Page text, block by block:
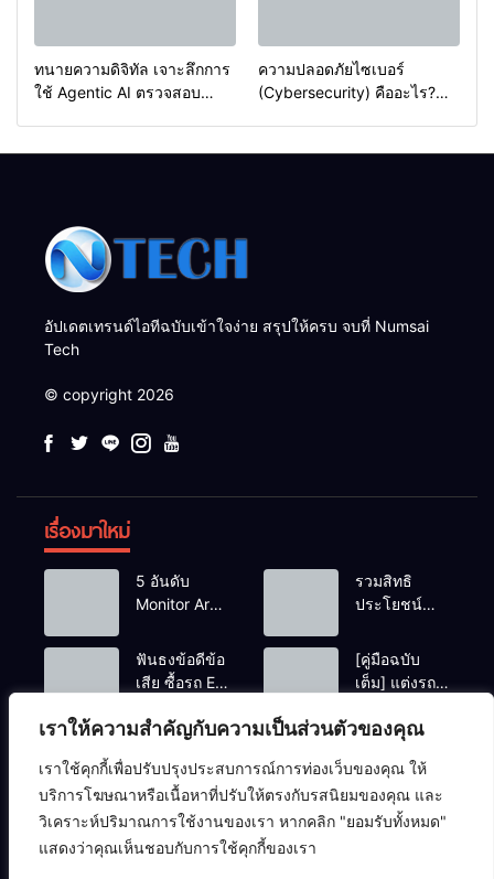
เราให้ความสำคัญกับความเป็นส่วนตัวของคุณ
เราใช้คุกกี้เพื่อปรับปรุงประสบการณ์การท่องเว็บของคุณ ให้
บริการโฆษณาหรือเนื้อหาที่ปรับให้ตรงกับรสนิยมของคุณ และ
วิเคราะห์ปริมาณการใช้งานของเรา หากคลิก "ยอมรับทั้งหมด"
แสดงว่าคุณเห็นชอบกับการใช้คุกกี้ของเรา
ทนายความดิจิทัล เจาะลึกการ
ใช้ Agentic AI ตรวจสอบ
ความปลอดภัยไซเบอร์
(Cybersecurity) คืออะไร?
อัปเดตเทรนด์ไอทีฉบับเข้าใจง่าย สรุปให้ครบ จบที่ Numsai
Tech
© copyright 2026
เรื่องมาใหม่
5 อันดับ
Monitor Arm
แข็งแรง รับ
น้ำหนักจอ
โปรไฟล์สีตรง
สำหรับสายตัด
ต่อวิดีโอที่ดี
ที่สุด
รวมสิทธิ
ประโยชน์
หมูกระทะ เมื่อ
สแกนจ่ายด้วย
Virtual Bank
ยอดฮิต
(อัปเดตล่าสุด)
ฟันธงข้อดีข้อ
เสีย ซื้อรถ EV
Eco Car ช่วง
แบบไหนเวิร์
กกว่า?
[คู่มือฉบับ
เต็ม] แต่งรถ
Y2K! งบหลัก
หมื่น) ให้น่า
รักสุดเหวี่ยง
ความปลอดภัยไซเบอร์ คอมพิวเตอร์ ซอฟต์แวร์
ปัญญาประดิษฐ์ (AI) อาร์ดแวร์ เครือข่ายคอมพิวเตอร์
เทคโนโลยี โครงสร้างข้อมูล ไอที